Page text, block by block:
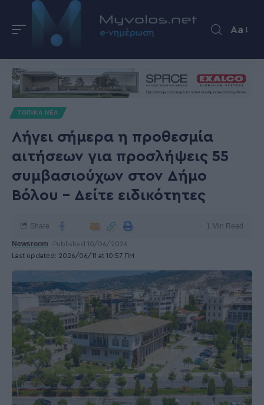
Aa
ΤΟΠΙΚΑ ΝΕΑ
Λήγει σήμερα η προθεσμία
αιτήσεων για προσλήψεις 55
συμβασιούχων στον Δήμο
Βόλου – Δείτε ειδικότητες
Last updated: 2026/06/11 at 10:57 ΠΜ
Newsroom Published 10/06/2026
Share 1 Min Read